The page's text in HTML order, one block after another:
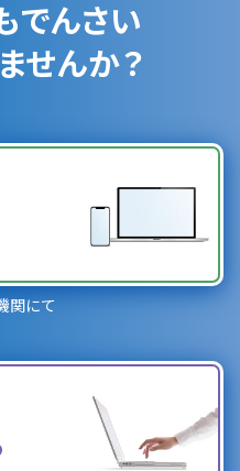
でんさい
せんか？
関にて